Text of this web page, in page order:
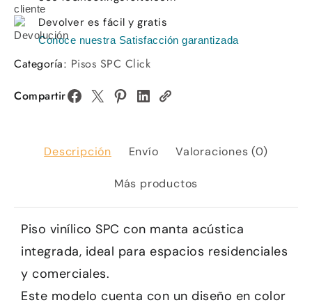
Devolver es fácil y gratis
Conoce nuestra Satisfacción garantizada
Categoría: Pisos SPC Click
Compartir
Descripción Envío Valoraciones (0)
Más productos
Piso vinílico SPC con manta acústica
integrada, ideal para espacios residenciales
y comerciales.
Este modelo cuenta con un diseño en color